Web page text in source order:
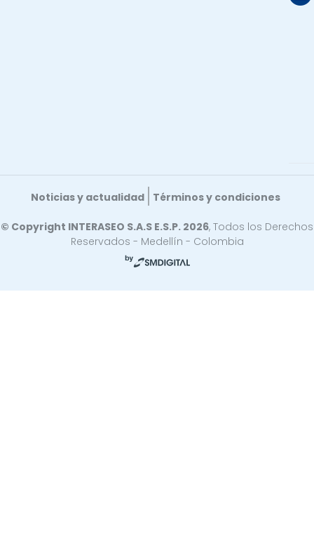
Noticias y actualidad Términos y condiciones
© Copyright INTERASEO S.A.S E.S.P. 2026, Todos los Derechos
Reservados - Medellín - Colombia